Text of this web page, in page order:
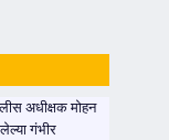
अधीक्षक मोहन
गंभीर